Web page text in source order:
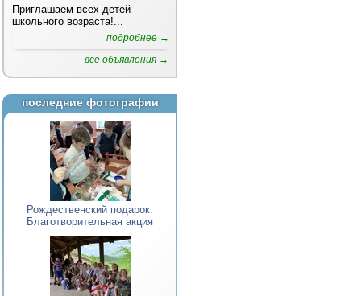
Приглашаем всех детей
школьного возраста!...
подробнее →
все объявления →
последние фотографии
Рождественский подарок.
Благотворительная акция